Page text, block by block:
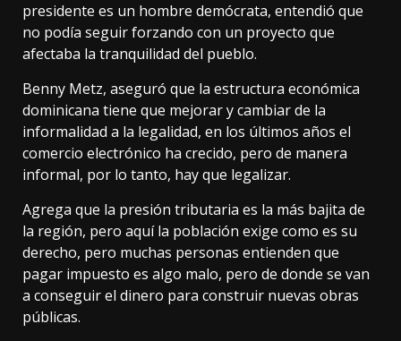
presidente es un hombre demócrata, entendió que
no podía seguir forzando con un proyecto que
afectaba la tranquilidad del pueblo.
Benny Metz, aseguró que la estructura económica
dominicana tiene que mejorar y cambiar de la
informalidad a la legalidad, en los últimos años el
comercio electrónico ha crecido, pero de manera
informal, por lo tanto, hay que legalizar.
Agrega que la presión tributaria es la más bajita de
la región, pero aquí la población exige como es su
derecho, pero muchas personas entienden que
pagar impuesto es algo malo, pero de donde se van
a conseguir el dinero para construir nuevas obras
públicas.